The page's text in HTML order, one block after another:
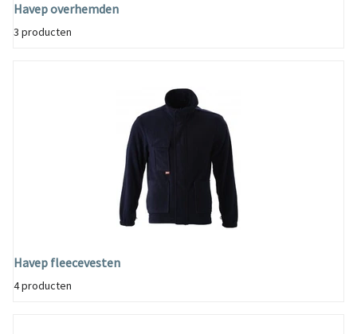
Havep overhemden
3 producten
Havep fleecevesten
4 producten